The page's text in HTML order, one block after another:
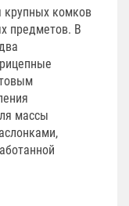
крупных комков
предметов. В
массы